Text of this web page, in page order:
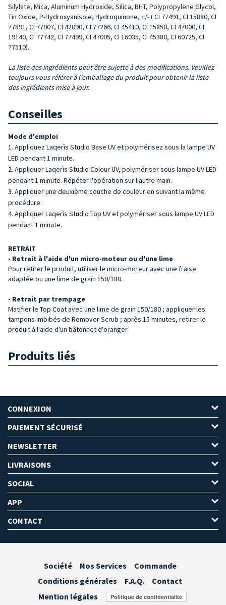
Silylate, Mica, Aluminum Hydroxide, Silica, BHT, Polypropylene Glycol,
Tin Oxide, P-Hydroxyanisole, Hydroquinone, +/- ( CI 77491, CI 15880, CI
77891, CI 77007, CI 42090, CI 77266, CI 45410, CI 15850, CI 47000, CI
19140, CI 77742, CI 77499, CI 47005, CI 16035, CI 45380, CI 60725, CI
77510).
La liste des ingrédients peut être sujette à des modifications. Veuillez
toujours vous référer à l'emballage du produit pour obtenir la liste
des ingrédients mise à jour.
Conseilles
Mode d'emploi
Appliquez Laqerìs Studio Base UV et polymérisez sous la lampe UV
LED pendant 1 minute.
Appliquer Laqerìs Studio Colour UV, polymériser sous lampe UV LED
pendant 1 minute. Répéter l'opération sur l'autre main.
Appliquer une deuxième couche de couleur en suivant la même
procédure.
Appliquer Laqerìs Studio Top UV et polymériser sous lampe UV LED
pendant 1 minute.
RETRAIT
- Retrait à l'aide d'un micro-moteur ou d'une lime
Pour retirer le produit, utiliser le micro-moteur avec une fraise
adaptée ou une lime de grain 150/180.
- Retrait par trempage
Matifier le Top Coat avec une lime de grain 150/180 ; appliquer les
tampons imbibés de Remover Scrub ; après 15 minutes, retirer le
produit à l'aide d'un bâtonnet d'oranger.
Produits liés
CONNEXION
PAIEMENT SÉCURISÉ
NEWSLETTER
LIVRAISONS
SOCIAL
APP
CONTACT
Société Nos Services
Commande
Conditions générales
F.A.Q.
Contact
Mention légales